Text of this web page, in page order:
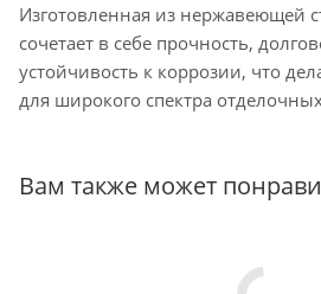
Изготовленная из нержавеющей
сочетает в себе прочность,
устойчивость к коррозии, что
для широкого спектра
Вам также может